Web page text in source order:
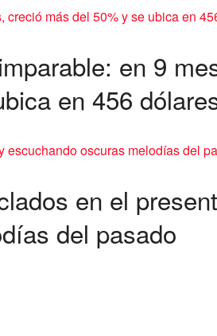
en 9
en 456
en el
del pasado